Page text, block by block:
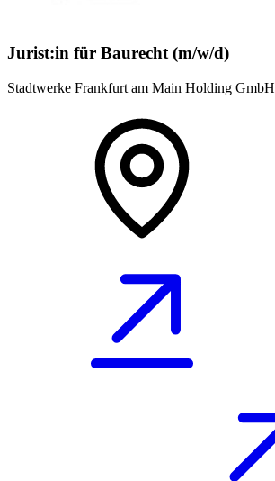
Jurist:in für Baurecht (m/w/d)
Stadtwerke Frankfurt am Main Holding GmbH